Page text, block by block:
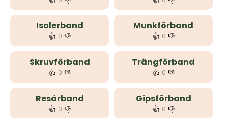
Isolerband
👍 0 👎
Munkförband
👍 0 👎
Skruvförband
👍 0 👎
Trängförband
👍 0 👎
Resårband
👍 0 👎
Gipsförband
👍 0 👎